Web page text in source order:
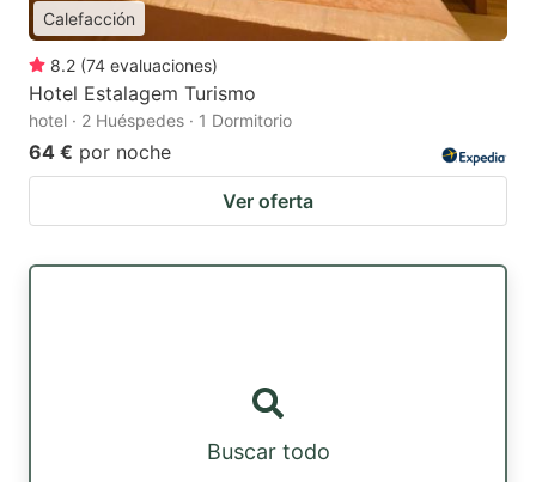
Calefacción
8.2 (74 evaluaciones)
Hotel Estalagem Turismo
hotel · 2 Huéspedes · 1 Dormitorio
64 € por noche
Ver oferta
Buscar todo